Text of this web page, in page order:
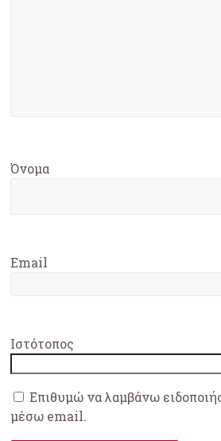
Όνομα
Email
Ιστότοπος
Επιθυμώ να λαμβάνω
μέσω email.